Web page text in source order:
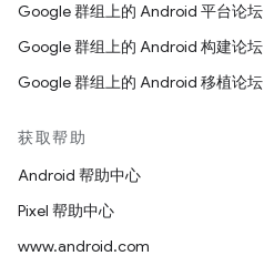
Google 群组上的 Android 平台论坛
Google 群组上的 Android 构建论坛
Google 群组上的 Android 移植论坛
获取帮助
Android 帮助中心
Pixel 帮助中心
www.android.com